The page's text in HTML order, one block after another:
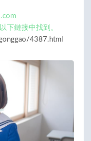
下鏈接中找到。
4387.html